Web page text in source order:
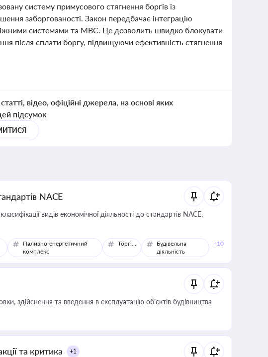
систему примусового стягнення боргів із
заборгованості. Закон передбачає інтеграцію
системами та МВС. Це дозволить швидко блокувати
після сплати боргу, підвищуючи ефективність стягнення
відео, офіційні джерела, на основі яких
підсумок
NACE
видів економічної діяльності до стандартів NACE,
Паливно-енергетичний
комплекс
Торгівля
Будівельна
діяльність
+10
здійснення та введення в експлуатацію об’єктів будівництва
та критика +1